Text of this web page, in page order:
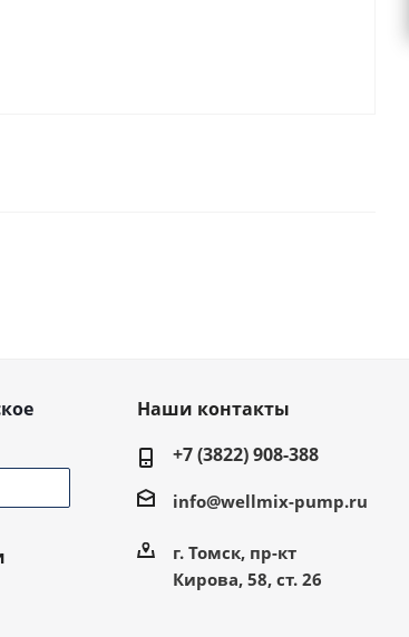
Наши контакты
+7 (3822) 908-388
info@wellmix-pump.ru
г. Томск, пр-кт
Кирова, 58, ст. 26